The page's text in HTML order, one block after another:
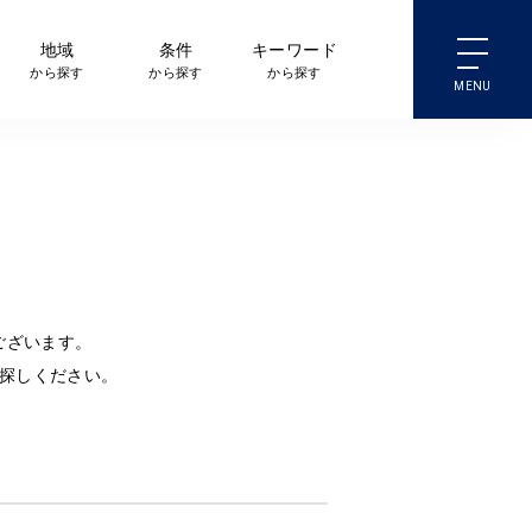
地域
から探す
条件
から探す
キーワード
から探す
います。
しください。